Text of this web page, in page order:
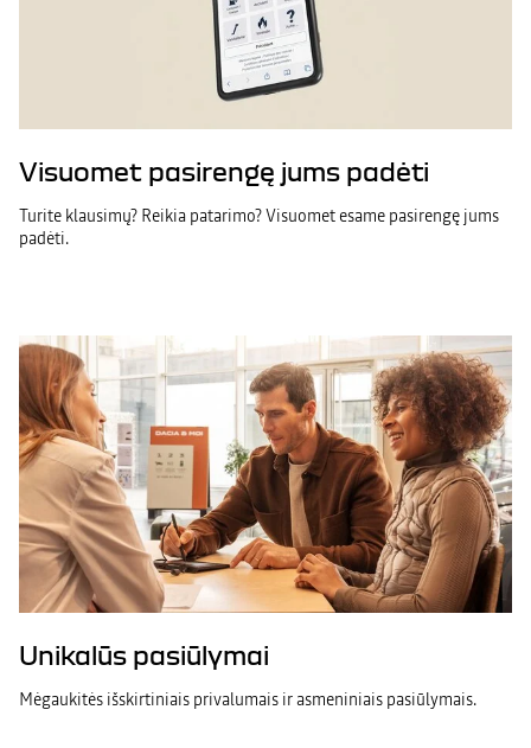
Visuomet pasirengę jums padėti
Turite klausimų? Reikia patarimo? Visuomet esame pasirengę jums
padėti.
Unikalūs pasiūlymai
Mėgaukitės išskirtiniais privalumais ir asmeniniais pasiūlymais.